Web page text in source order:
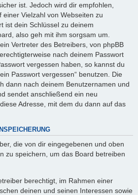
ist. Jedoch wird dir empfohlen,
einer Vielzahl von Webseiten zu
ist dein Schlüssel zu deinem
also geh mit ihm sorgsam um.
Vertreter des Betreibers, von phpBB
nach deinem Passwort
vergessen haben, so kannst du
Passwort vergessen“ benutzen. Die
dann nach deinem Benutzernamen und
sendet anschließend ein neu
Adresse, mit dem du dann auf das
die von dir eingegebenen und oben
zu speichern, um das Board betreiben
berechtigt, im Rahmen einer
deinen und seinen Interessen sowie